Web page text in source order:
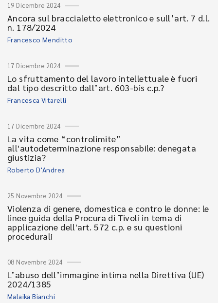
19 Dicembre 2024
Ancora sul braccialetto elettronico e sull’art. 7 d.l.
n. 178/2024
Francesco Menditto
17 Dicembre 2024
Lo sfruttamento del lavoro intellettuale è fuori
dal tipo descritto dall’art. 603-bis c.p.?
Francesca Vitarelli
17 Dicembre 2024
La vita come “controlimite”
all'autodeterminazione responsabile: denegata
giustizia?
Roberto D'Andrea
25 Novembre 2024
Violenza di genere, domestica e contro le donne: le
linee guida della Procura di Tivoli in tema di
applicazione dell'art. 572 c.p. e su questioni
procedurali
08 Novembre 2024
L’abuso dell’immagine intima nella Direttiva (UE)
2024/1385
Malaika Bianchi